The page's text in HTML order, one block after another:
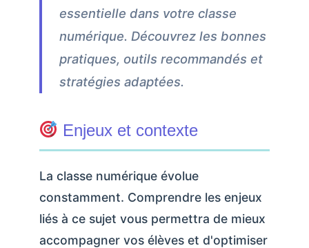
essentielle dans votre classe
numérique. Découvrez les bonnes
pratiques, outils recommandés et
stratégies adaptées.
Enjeux et contexte
La classe numérique évolue
constamment. Comprendre les enjeux
liés à ce sujet vous permettra de mieux
accompagner vos élèves et d'optimiser